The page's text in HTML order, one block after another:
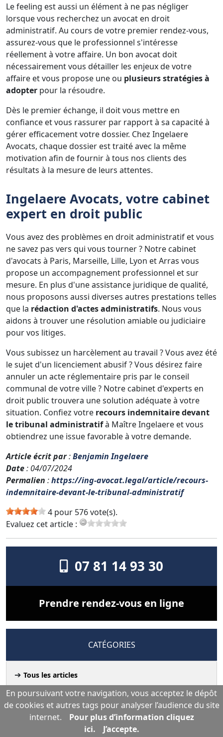
Le feeling est aussi un élément à ne pas négliger
lorsque vous recherchez un avocat en droit
administratif. Au cours de votre premier rendez-vous,
assurez-vous que le professionnel s'intéresse
réellement à votre affaire. Un bon avocat doit
nécessairement vous détailler les enjeux de votre
affaire et vous propose une ou plusieurs stratégies à
adopter pour la résoudre.
Dès le premier échange, il doit vous mettre en
confiance et vous rassurer par rapport à sa capacité à
gérer efficacement votre dossier. Chez Ingelaere
Avocats, chaque dossier est traité avec la même
motivation afin de fournir à tous nos clients des
résultats à la mesure de leurs attentes.
Ingelaere Avocats, votre cabinet
expert en droit public
Vous avez des problèmes en droit administratif et vous
ne savez pas vers qui vous tourner ? Notre cabinet
d'avocats à Paris, Marseille, Lille, Lyon et Arras vous
propose un accompagnement professionnel et sur
mesure. En plus d'une assistance juridique de qualité,
nous proposons aussi diverses autres prestations telles
que la rédaction d'actes administratifs. Nous vous
aidons à trouver une résolution amiable ou judiciaire
pour vos litiges.
Vous subissez un harcèlement au travail ? Vous avez été
le sujet d'un licenciement abusif ? Vous désirez faire
annuler un acte réglementaire pris par le conseil
communal de votre ville ? Notre cabinet d'experts en
droit public trouvera une solution adéquate à votre
situation. Confiez votre recours indemnitaire devant
le tribunal administratifà Maître Ingelaere et vous
obtiendrez une issue favorable à votre demande.
Article écrit par:Benjamin Ingelaere
Date: 04/07/2024
Permalien :https://ing-avocat.legal/article/recours-
indemnitaire-devant-le-tribunal-administratif
4 pour 576 vote(s).
Evaluez cet article :
07 81 14 93 30
Prendre rendez-vous en ligne
CATÉGORIES
Tous les articles
Presse & Médias du cabinet
Commande publique
En poursuivant votre navigation, vous acceptez le dépôt
de cookies et autres tags pour analyser l’audience du site
internet.
Pour plus d’information cliquez
ici.
J’accepte.